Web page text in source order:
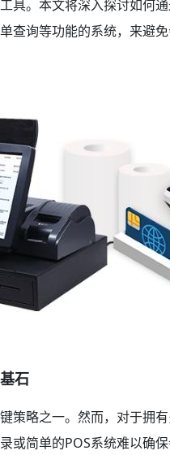
具。本文将深入探讨如何
查询等功能的系统，来避
石
策略之一。然而，对于拥
或简单的POS系统难以确